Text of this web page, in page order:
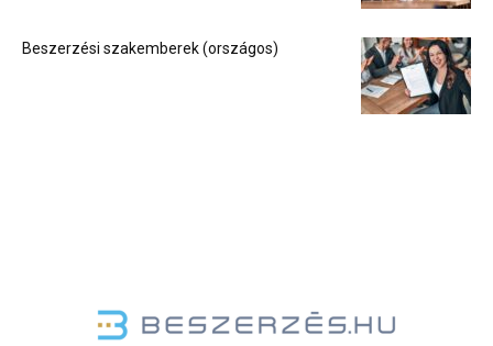
Beszerzési szakemberek (országos)